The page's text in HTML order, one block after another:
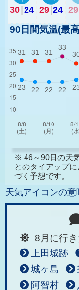
30|24 29|24 29
90日間気温(最
※ 46～90日の天
とのタイアップ
づく予想です。
天気アイコンの意
8月に行
上田城跡
城ヶ島
阿智村